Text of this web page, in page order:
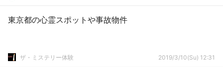
東京都の心霊スポットや事故物件
ザ・ミステリー体験 2019/3/10(Su) 12:31